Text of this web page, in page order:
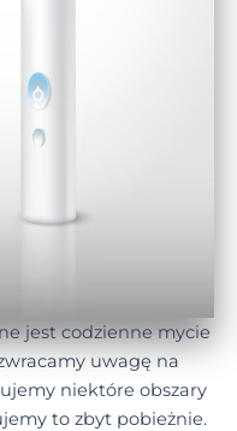
jest codzienne mycie
uwagę na
niektóre obszary
to zbyt pobieżnie.